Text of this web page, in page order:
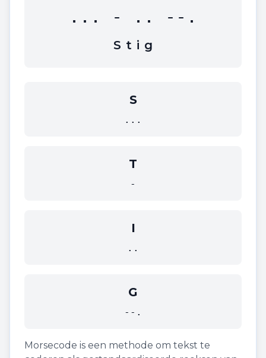
... - .. --.
S t i g
S
...
T
-
I
..
G
--.
Morsecode is een methode om tekst te